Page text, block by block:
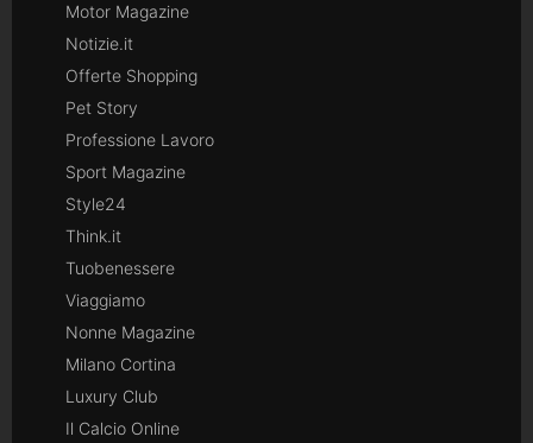
Motor Magazine
Notizie.it
Offerte Shopping
Pet Story
Professione Lavoro
Sport Magazine
Style24
Think.it
Tuobenessere
Viaggiamo
Nonne Magazine
Milano Cortina
Luxury Club
Il Calcio Online